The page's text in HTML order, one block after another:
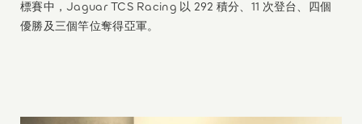
標賽中，Jaguar TCS Racing 以 292 積分、11 次登台、四個
優勝及三個竿位奪得亞軍。